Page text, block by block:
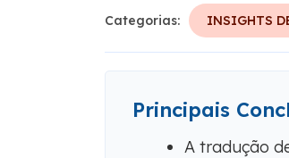
Categorias: INSIGHTS
Principais
A tradução